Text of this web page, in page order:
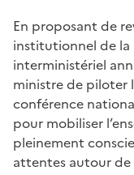
En proposant de
institutionnel de
interministériel
ministre de piloter
conférence
pour mobiliser
pleinement
attentes autour